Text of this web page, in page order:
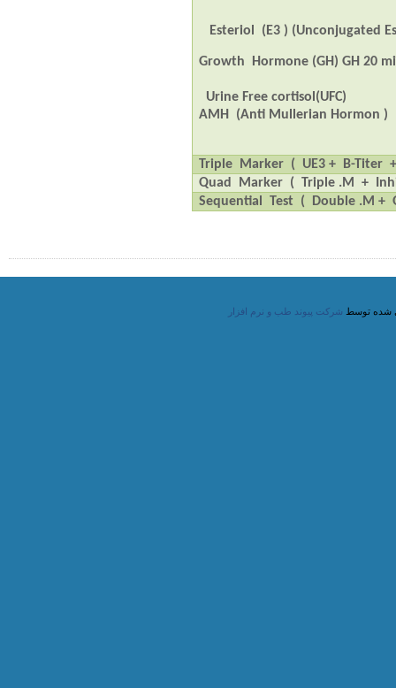
Esteriol (E3 ) (Unconjugated
Growth Hormone (GH) GH 20
Urine Free cortisol(UFC)
AMH (Anti Mullerian Hormon )
Triple Marker ( UE3 + B-Titer
Quad
Marker ( Triple .M +
Sequential
Test ( Double .M +
شده توسط شرکت پیوند طب و نرم افزار